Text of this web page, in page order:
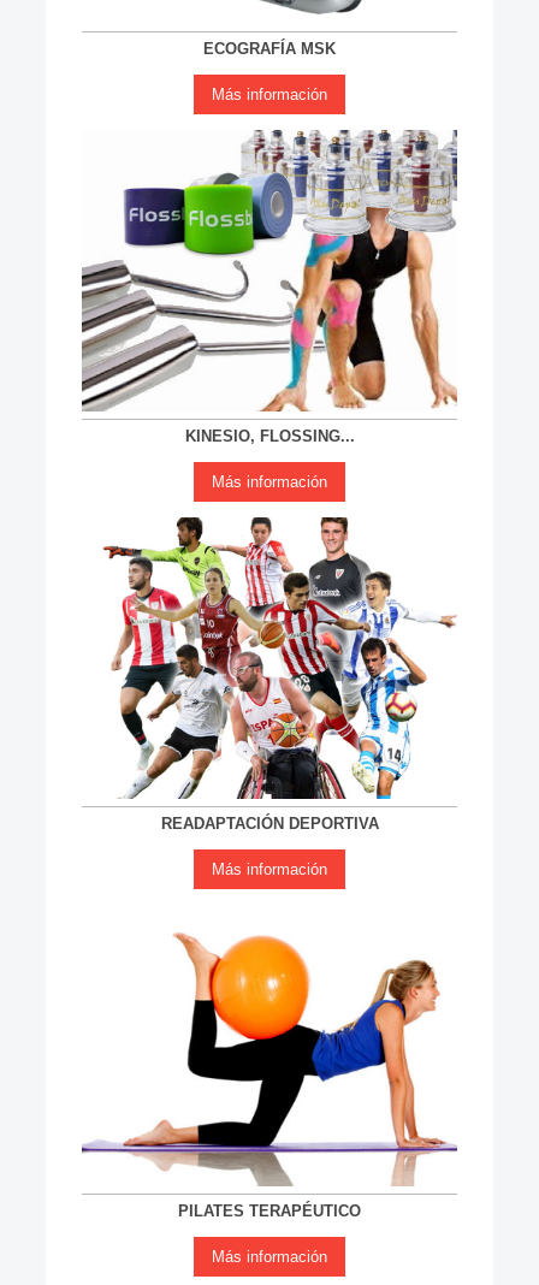
ECOGRAFÍA MSK
Más información
KINESIO, FLOSSING...
Más información
READAPTACIÓN DEPORTIVA
Más información
PILATES TERAPÉUTICO
Más información